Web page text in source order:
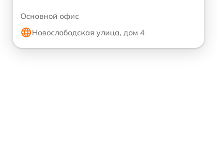
Основной офис
Новослободская улица, дом 4